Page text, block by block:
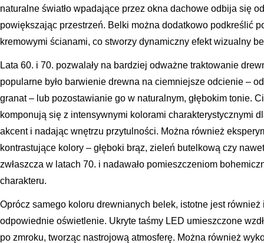
naturalne światło wpadające przez okna dachowe odbija się
powiększając przestrzeń. Belki można dodatkowo podkreślić
kremowymi ścianami, co stworzy dynamiczny efekt wizualny
Lata 60. i 70. pozwalały na bardziej odważne traktowanie
popularne było barwienie drewna na ciemniejsze odcienie –
granat – lub pozostawianie go w naturalnym, głębokim tonie.
komponują się z intensywnymi kolorami charakterystycznymi
akcent i nadając wnętrzu przytulności. Można również
kontrastujące kolory – głęboki brąz, zieleń butelkową czy
zwłaszcza w latach 70. i nadawało pomieszczeniom
charakteru.
Oprócz samego koloru drewnianych belek, istotne jest
odpowiednie oświetlenie. Ukryte taśmy LED umieszczone
po zmroku, tworząc nastrojową atmosferę. Można również